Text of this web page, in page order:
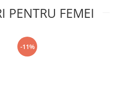
PENTRU FEMEI
-11%